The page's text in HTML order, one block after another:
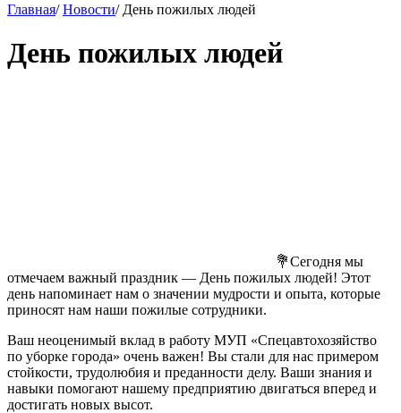
Главная/ Новости/ День пожилых людей
День пожилых людей
💐Сегодня мы
отмечаем важный праздник — День пожилых людей! Этот
день напоминает нам о значении мудрости и опыта, которые
приносят нам наши пожилые сотрудники.
Ваш неоценимый вклад в работу МУП «Спецавтохозяйство
по уборке города» очень важен! Вы стали для нас примером
стойкости, трудолюбия и преданности делу. Ваши знания и
навыки помогают нашему предприятию двигаться вперед и
достигать новых высот.